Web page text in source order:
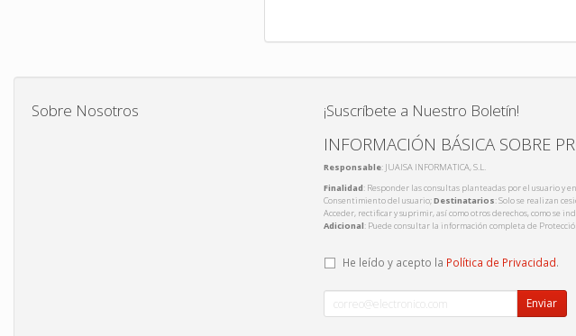
Sobre Nosotros ¡Suscríbete a Nuestro Boletín!
INFORMACIÓN BÁSICA SOBRE
Responsable: JUAISA INFORMATICA, S.L.
Finalidad: Responder las consultas planteadas por el usuario y
Consentimiento del usuario;Destinatarios: Solo se realizan
Acceder, rectificar y suprimir, así como otros derechos, como se
Adicional: Puede consultar la información completa de
He leído y acepto la Política de Privacidad.
Enviar